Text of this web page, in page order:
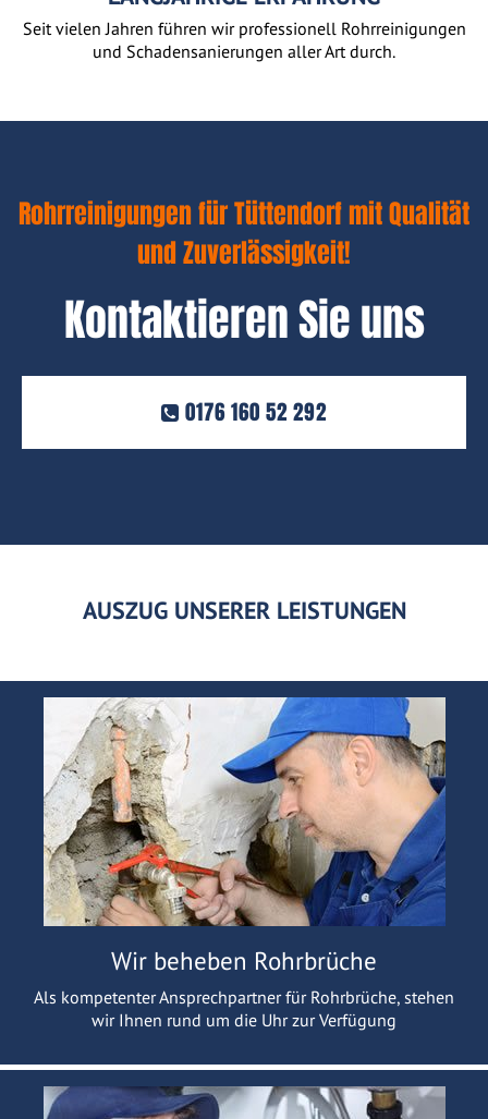
Seit vielen Jahren führen wir professionell Rohrreinigungen
und Schadensanierungen aller Art durch.
Rohrreinigungen für Tüttendorf mit Qualität
und Zuverlässigkeit!
Kontaktieren Sie uns
0176 160 52 292
AUSZUG UNSERER LEISTUNGEN
Wir beheben Rohrbrüche
Als kompetenter Ansprechpartner für Rohrbrüche, stehen
wir Ihnen rund um die Uhr zur Verfügung